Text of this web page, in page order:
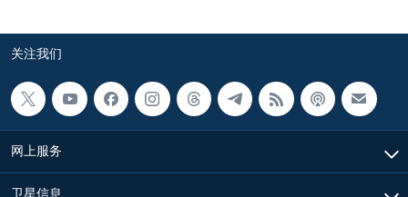
关注我们
网上服务
卫星信息